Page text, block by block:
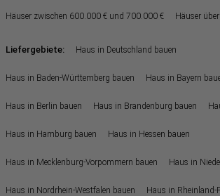
Häuser zwischen 600.000 € und 700.000 € Häuser
Liefergebiete: Haus in Deutschland bauen
Haus in Baden-Württemberg bauen Haus in Bayern
Haus in Berlin bauen Haus in Brandenburg bauen
Haus in Hamburg bauen Haus in Hessen bauen
Haus in Mecklenburg-Vorpommern bauen Haus in
Haus in Nordrhein-Westfalen bauen Haus in Rheinland-